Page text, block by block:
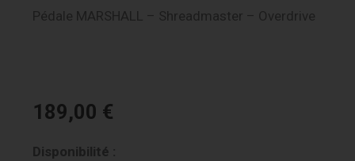
Pédale MARSHALL – Shreadmaster – Overdrive
189,00 €
Disponibilité :
quantité